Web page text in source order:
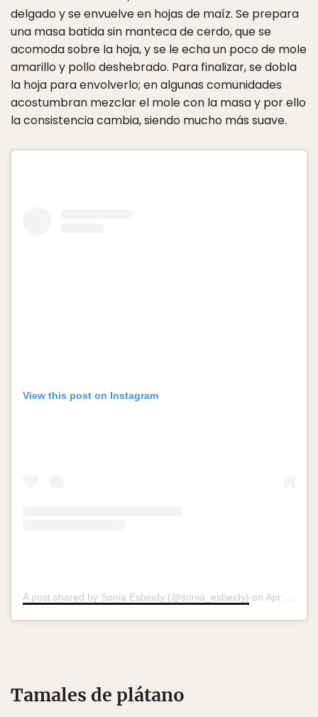
delgado y se envuelve en hojas de maíz. Se prepara
una masa batida sin manteca de cerdo, que se
acomoda sobre la hoja, y se le echa un poco de mole
amarillo y pollo deshebrado. Para finalizar, se dobla
la hoja para envolverlo; en algunas comunidades
acostumbran mezclar el mole con la masa y por ello
la consistencia cambia, siendo mucho más suave.
View this post on Instagram
A post shared by Sonia Esbeidy (@sonia_esbeidy) on Apr 18, 2019 at 7:04pm PDT
Tamales de plátano